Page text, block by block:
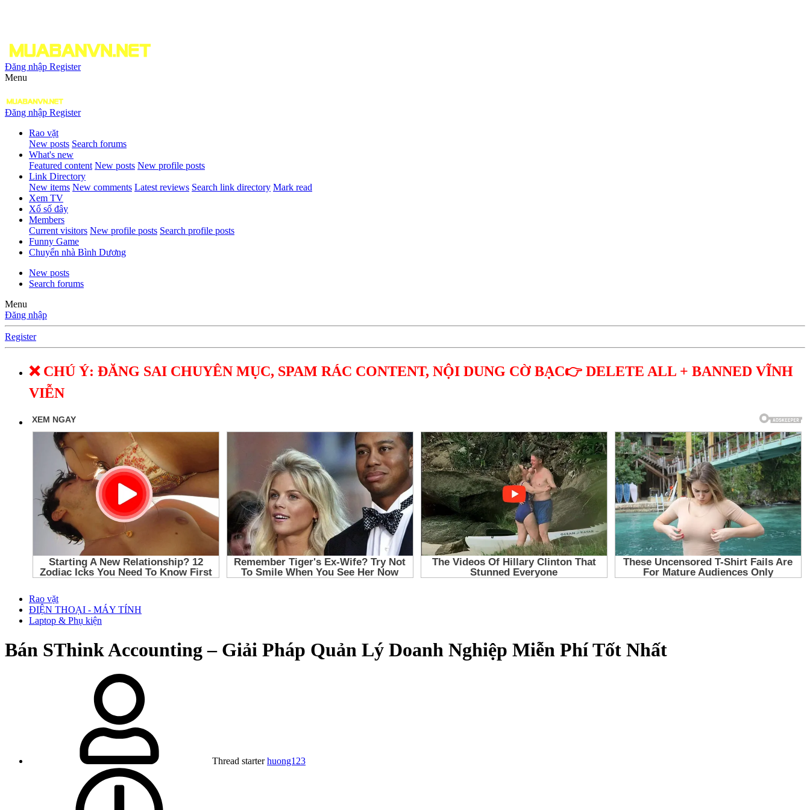
Đăng nhập Register
Menu
Đăng nhập Register
Rao vặt
New posts Search forums
What's new
Featured content New posts New profile posts
Link Directory
New items New comments Latest reviews Search link directory Mark read
Xem TV
Xổ số đây
Members
Current visitors New profile posts Search profile posts
Funny Game
Chuyển nhà Bình Dương
New posts
Search forums
Menu
Đăng nhập
Register
❌ CHÚ Ý: ĐĂNG SAI CHUYÊN MỤC, SPAM RÁC CONTENT, NỘI DUNG CỜ BẠC👉 DELETE ALL + BANNED VĨNH
VIỄN
Rao vặt
ĐIỆN THOẠI - MÁY TÍNH
Laptop & Phụ kiện
Bán SThink Accounting – Giải Pháp Quản Lý Doanh Nghiệp Miễn Phí Tốt Nhất
Thread starter huong123